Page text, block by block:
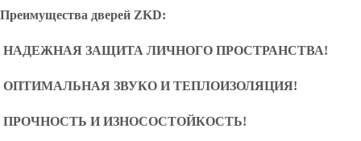
Преимущества дверей ZKD:
НАДЕЖНАЯ ЗАЩИТА ЛИЧНОГО ПРОСТРАНСТВА!
ОПТИМАЛЬНАЯ ЗВУКО И ТЕПЛОИЗОЛЯЦИЯ!
ПРОЧНОСТЬ И ИЗНОСОСТОЙКОСТЬ!